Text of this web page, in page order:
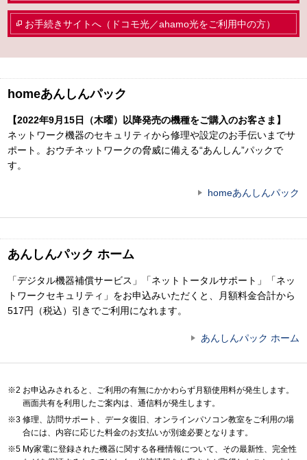
お手続きサイトへ（ドコモ光／ahamo光をご利用中の方）
homeあんしんパック
【2022年9月15日（木曜）以降発売の機種をご購入のお客さま】
ネットワーク機器のセキュリティから修理や設定のお手伝いまでサ
ポート。おウチネットワークの脅威に備える“あんしん”パックで
す。
homeあんしんパック
あんしんパック ホーム
「デジタル機器補償サービス」「ネットトータルサポート」「ネッ
トワークセキュリティ」をお申込みいただくと、月額料金合計から
517円（税込）引きでご利用になれます。
あんしんパック ホーム
お申込みされると、ご利用の有無にかかわらず月額使用料が発生します。
画面共有を利用したご案内は、通信料が発生します。
修理、訪問サポート、データ復旧、オンラインパソコン教室をご利用の場
合には、内容に応じた料金のお支払いが別途必要となります。
My家電に登録された機器に関する各種情報について、その最新性、完全性